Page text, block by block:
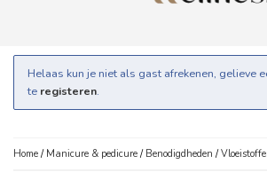
Helaas kun je niet als gast afrekenen, gelieve
te registeren.
Home / Manicure & pedicure / Benodigdheden /